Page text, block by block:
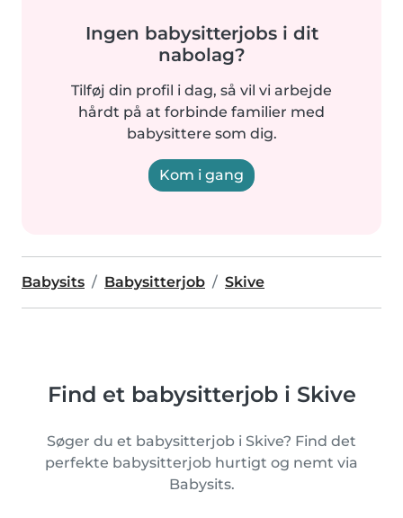
Ingen babysitterjobs i dit
nabolag?
Tilføj din profil i dag, så vil vi arbejde
hårdt på at forbinde familier med
babysittere som dig.
Kom i gang
Babysits Babysitterjob Skive
Find et babysitterjob i Skive
Søger du et babysitterjob i Skive? Find det
perfekte babysitterjob hurtigt og nemt via
Babysits.